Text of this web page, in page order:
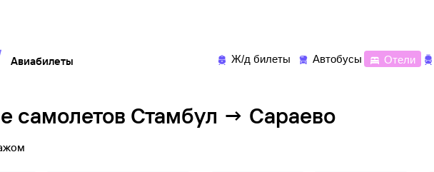
Авиабилеты Ж/д билеты Автобусы Отели
самолетов Стамбул → Сараево